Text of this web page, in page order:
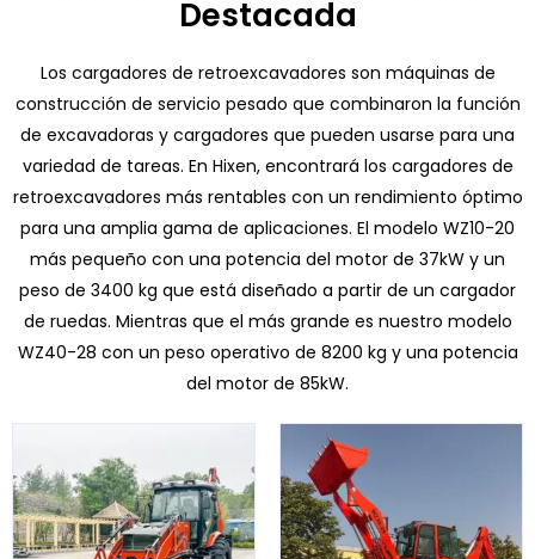
Destacada
Los cargadores de retroexcavadores son máquinas de
construcción de servicio pesado que combinaron la función
de excavadoras y cargadores que pueden usarse para una
variedad de tareas. En Hixen, encontrará los cargadores de
retroexcavadores más rentables con un rendimiento óptimo
para una amplia gama de aplicaciones. El modelo WZ10-20
más pequeño con una potencia del motor de 37kW y un
peso de 3400 kg que está diseñado a partir de un cargador
de ruedas. Mientras que el más grande es nuestro modelo
WZ40-28 con un peso operativo de 8200 kg y una potencia
del motor de 85kW.